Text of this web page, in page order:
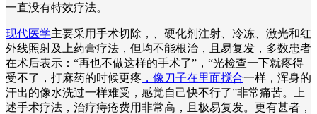
一直没有特效疗法。
现代医学主要采用手术切除，、硬化剂注射、冷冻、激光和红
外线照射及上药膏疗法，但均不能根治，且易复发，多数患者
在术后表示：“再也不做这样的手术了”，“光检查一下就疼得
受不了，打麻药的时候更疼 ，像刀子在里面搅合一样，浑身的
汗出的像水洗过一样难受，感觉自己快不行了”非常痛苦。上
述手术疗法，治疗痔疮费用非常高，且极易复发。更有甚者，